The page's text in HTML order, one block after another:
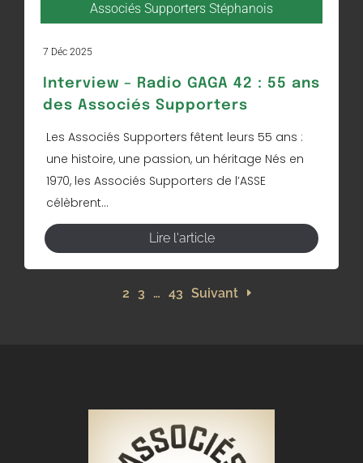
Associés Supporters Stéphanois
7 Déc 2025
Interview – Radio GAGA 42 : 55 ans
des Associés Supporters
Les Associés Supporters fêtent leurs 55 ans :
une histoire, une passion, un héritage Nés en
1970, les Associés Supporters de l’ASSE
célèbrent...
Lire l'article
2 3 … 43 Suivant